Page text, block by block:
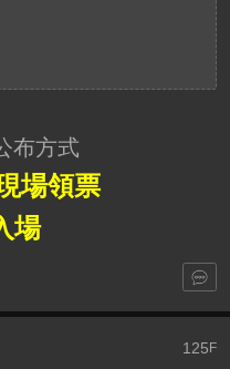
布方式
場領票
125F